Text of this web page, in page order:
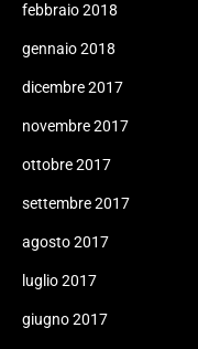
febbraio 2018
gennaio 2018
dicembre 2017
novembre 2017
ottobre 2017
settembre 2017
agosto 2017
luglio 2017
giugno 2017